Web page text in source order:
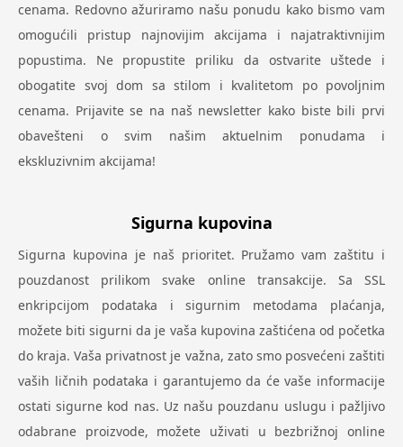
cenama. Redovno ažuriramo našu ponudu kako bismo vam
omogućili pristup najnovijim akcijama i najatraktivnijim
popustima. Ne propustite priliku da ostvarite uštede i
obogatite svoj dom sa stilom i kvalitetom po povoljnim
cenama. Prijavite se na naš newsletter kako biste bili prvi
obavešteni o svim našim aktuelnim ponudama i
ekskluzivnim akcijama!
Sigurna kupovina
Sigurna kupovina je naš prioritet. Pružamo vam zaštitu i
pouzdanost prilikom svake online transakcije. Sa SSL
enkripcijom podataka i sigurnim metodama plaćanja,
možete biti sigurni da je vaša kupovina zaštićena od početka
do kraja. Vaša privatnost je važna, zato smo posvećeni zaštiti
vaših ličnih podataka i garantujemo da će vaše informacije
ostati sigurne kod nas. Uz našu pouzdanu uslugu i pažljivo
odabrane proizvode, možete uživati u bezbrižnoj online